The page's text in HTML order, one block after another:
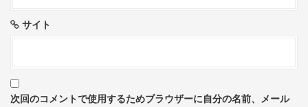
サイト
次回のコメントで使用するためブラウザーに自分の名前、メール